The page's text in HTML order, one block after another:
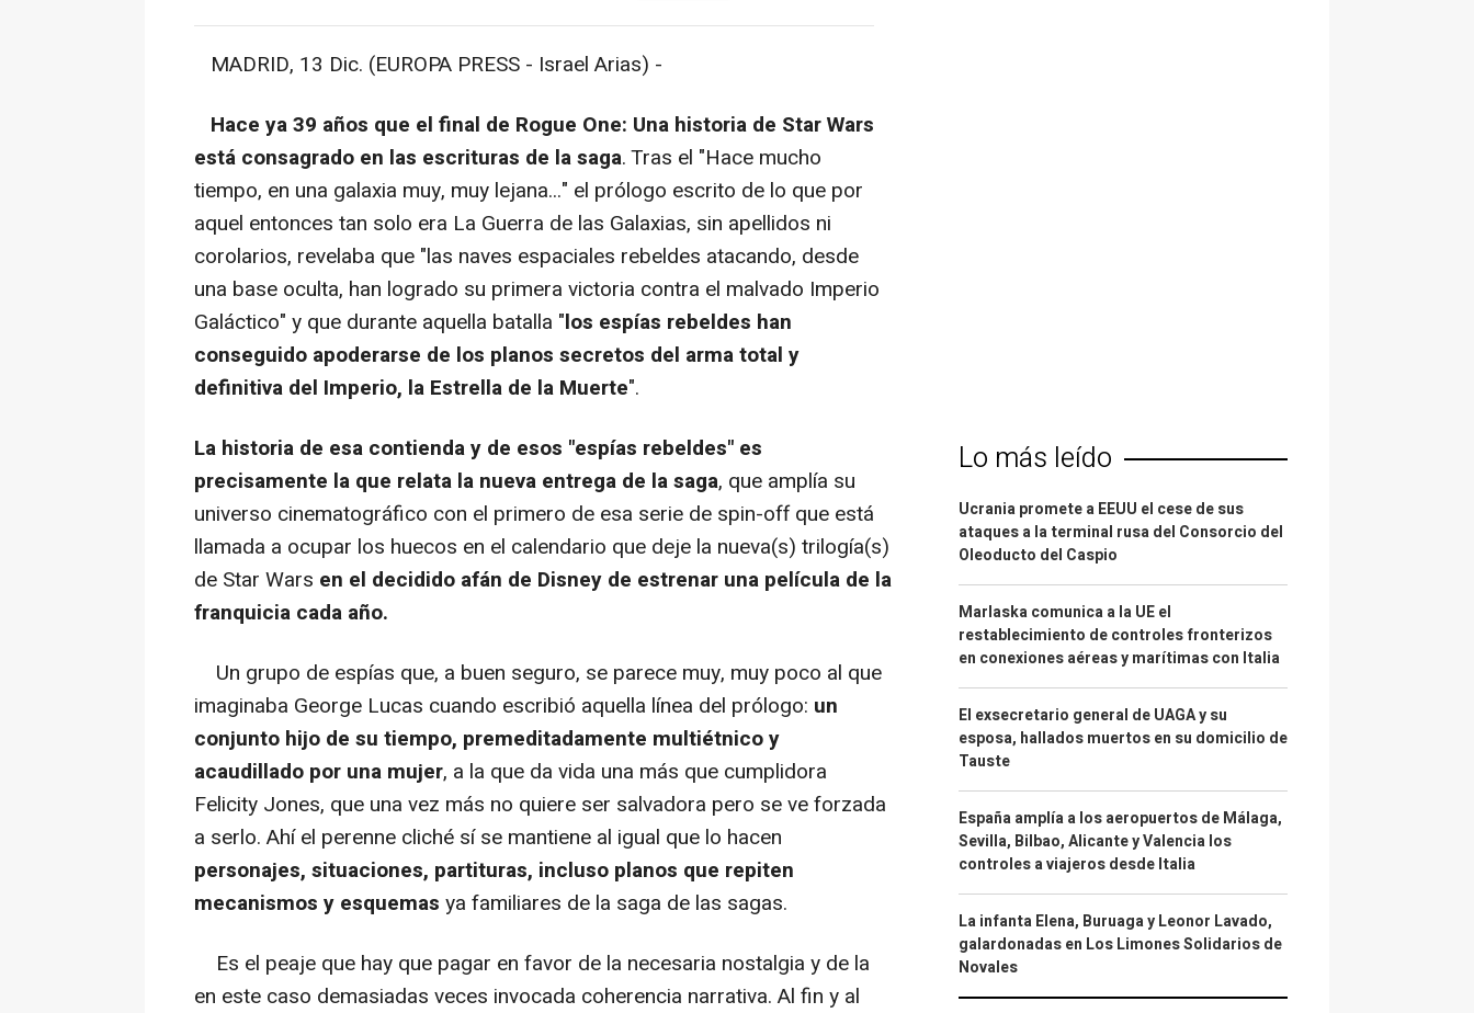
MADRID, 13 Dic. (EUROPA PRESS - Israel Arias) -
Hace ya 39 años que el final de Rogue One: Una historia de Star Wars
está consagrado en las escrituras de la saga. Tras el "Hace mucho
tiempo, en una galaxia muy, muy lejana..." el prólogo escrito de lo que por
aquel entonces tan solo era La Guerra de las Galaxias, sin apellidos ni
corolarios, revelaba que "las naves espaciales rebeldes atacando, desde
una base oculta, han logrado su primera victoria contra el malvado Imperio
Galáctico" y que durante aquella batalla "los espías rebeldes han
conseguido apoderarse de los planos secretos del arma total y
definitiva del Imperio, la Estrella de la Muerte".
La historia de esa contienda y de esos "espías rebeldes" es
precisamente la que relata la nueva entrega de la saga, que amplía su
universo cinematográfico con el primero de esa serie de spin-off que está
llamada a ocupar los huecos en el calendario que deje la nueva(s) trilogía(s)
de Star Wars en el decidido afán de Disney de estrenar una película de la
franquicia cada año.
Un grupo de espías que, a buen seguro, se parece muy, muy poco al que
imaginaba George Lucas cuando escribió aquella línea del prólogo: un
conjunto hijo de su tiempo, premeditadamente multiétnico y
acaudillado por una mujer, a la que da vida una más que cumplidora
Felicity Jones, que una vez más no quiere ser salvadora pero se ve forzada
a serlo. Ahí el perenne cliché sí se mantiene al igual que lo hacen
personajes, situaciones, partituras, incluso planos que repiten
mecanismos y esquemas ya familiares de la saga de las sagas.
Es el peaje que hay que pagar en favor de la necesaria nostalgia y de la
en este caso demasiadas veces invocada coherencia narrativa. Al fin y al
Lo más leído
Ucrania promete a EEUU el cese de sus
ataques a la terminal rusa del Consorcio del
Oleoducto del Caspio
Marlaska comunica a la UE el
restablecimiento de controles fronterizos
en conexiones aéreas y marítimas con Italia
El exsecretario general de UAGA y su
esposa, hallados muertos en su domicilio de
Tauste
España amplía a los aeropuertos de Málaga,
Sevilla, Bilbao, Alicante y Valencia los
controles a viajeros desde Italia
La infanta Elena, Buruaga y Leonor Lavado,
galardonadas en Los Limones Solidarios de
Novales